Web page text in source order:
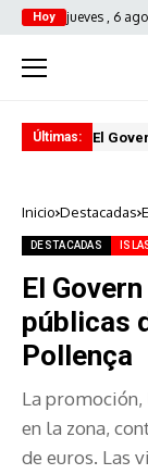
Hoy jueves , 6
Últimas: El
Inicio Destacadas
DESTACADAS
El
públicas
Pollença
La promoción,
en la zona,
de euros. Las